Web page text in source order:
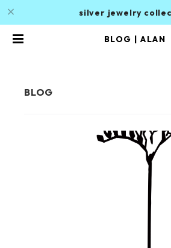
silver jewelry
BLOG | ALAN